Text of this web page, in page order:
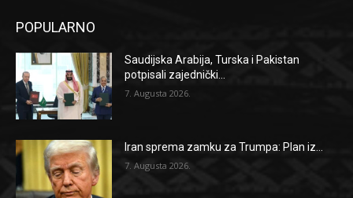
POPULARNO
Saudijska Arabija, Turska i Pakistan
potpisali zajednički...
7. Augusta 2026.
Iran sprema zamku za Trumpa: Plan iz...
7. Augusta 2026.